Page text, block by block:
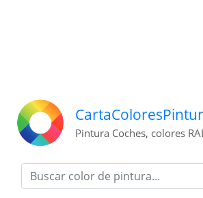
Pintura Coches, colores